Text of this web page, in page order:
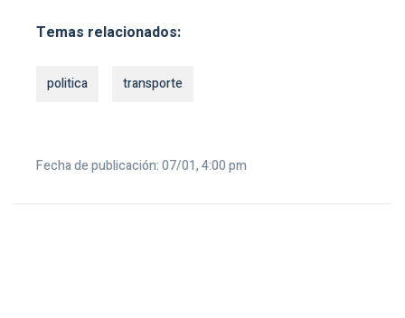
Temas relacionados:
politica transporte
Fecha de publicación: 07/01, 4:00 pm